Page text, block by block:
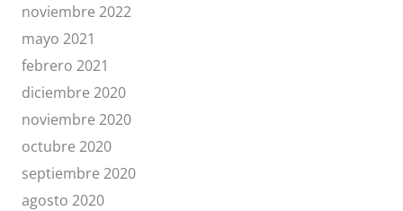
noviembre 2022
mayo 2021
febrero 2021
diciembre 2020
noviembre 2020
octubre 2020
septiembre 2020
agosto 2020